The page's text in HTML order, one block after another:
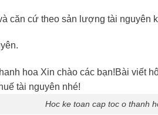
căn cứ theo sản lượng tài nguyên
Hoc ke toan cap toc o thanh